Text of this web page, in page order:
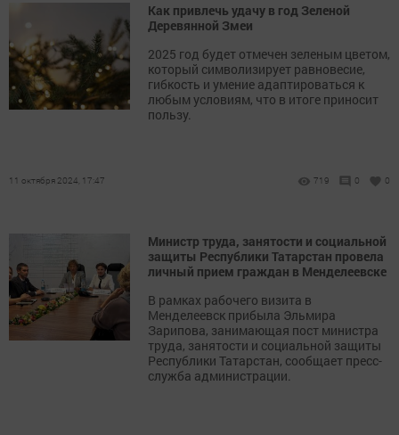
Как привлечь удачу в год Зеленой
Деревянной Змеи
2025 год будет отмечен зеленым цветом,
который символизирует равновесие,
гибкость и умение адаптироваться к
любым условиям, что в итоге приносит
пользу.
11 октября 2024, 17:47 719 0 0
Министр труда, занятости и социальной
защиты Республики Татарстан провела
личный прием граждан в Менделеевске
В рамках рабочего визита в
Менделеевск прибыла Эльмира
Зарипова, занимающая пост министра
труда, занятости и социальной защиты
Республики Татарстан, сообщает пресс-
служба администрации.